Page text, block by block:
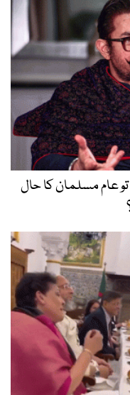
عام مسلمان کا حال